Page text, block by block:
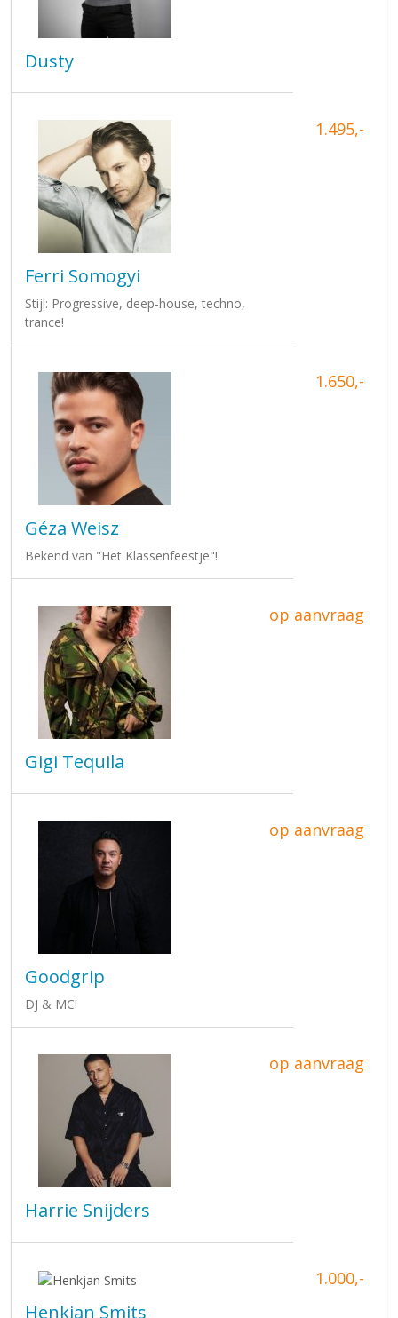
Dusty
Ferri Somogyi
Stijl: Progressive, deep-house, techno,
trance!
1.495,-
Géza Weisz
Bekend van "Het Klassenfeestje"!
1.650,-
Gigi Tequila
op aanvraag
Goodgrip
DJ & MC!
op aanvraag
Harrie Snijders
op aanvraag
Henkjan Smits
1.000,-